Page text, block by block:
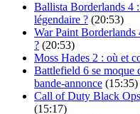
Ballista Borderlands 4
légendaire ? (20:53)
War Paint
? (20:53)
Moss Hades 2 : où et
Battlefield 6 se moque
bande-annonce (15:35)
Call of Duty Black Ops
(15:17)